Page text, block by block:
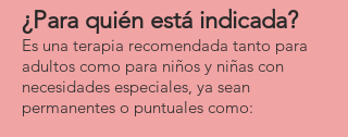
¿Para quién está indicada?
Es una terapia recomendada tanto para
adultos como para niños y niñas con
necesidades especiales, ya sean
permanentes o puntuales como: